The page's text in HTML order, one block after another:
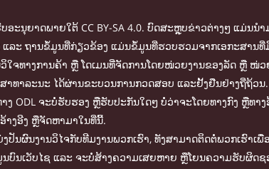
ະນຸຍາດພາຍໃຕ້ CC BY-SA 4.0. ບົດສະຫຼຸບຂ່າວຕ່າງໆ ແມ່ນນ
ແລະ ຖານຂໍ້ມູນທີ່ກ່ຽວຂ້ອງ ແມ່ນຂໍ້ມູນທີ່ຮວບຮວມຈາກເອກະສານ
ຈທາງການຄ້າ ຫຼື ໂດເມນທີ່ຈັດການໂດຍໜ່ວຍງານຂອງລັດ ຫຼື ໜ່
າລະນະ ໄດ້ຜ່ານຂະບວນການກວດສອບ ແລະຢັ້ງຢືນຢ່າງຖີ່ຖ້ວນ.
ຈະບໍ່ຮັບຮອງ ຫຼືຮັບປະກັນໃດໆ ບໍ່ວ່າຈະໂດຍທາງກົງ ຫຼືທາ
ງອີງ ຫຼືຈັດຫາມາໃນທີ່ນີ້.
ນງານວິໄຈກັບທີມງານພວກເຮົາ, ທັງສາມາດຕິດຕໍ່ພວກເຮົາເພື່
ບົນເວັບໄຊ ແລະ ຈະບໍ່ສ້າງຄວາມເສຍຫາຍ ຫຼືໂຍນຄວາມຮັບຜິ